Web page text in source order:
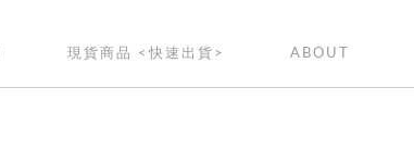
現貨商品 <快速出貨> ABOUT